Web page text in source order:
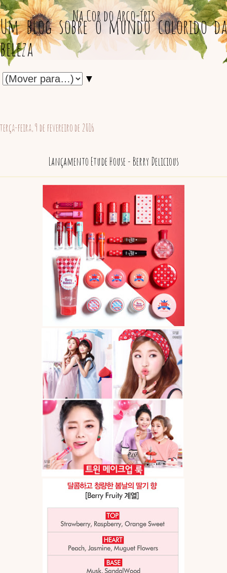
Na Cor do Arco-íris
Um blog sobre o mundo colorido da
beleza
▼
terça-feira, 9 de fevereiro de 2016
Lançamento Etude House - Berry Delicious